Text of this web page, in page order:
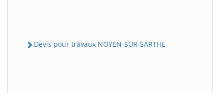
Devis pour travaux NOYEN-SUR-SARTHE